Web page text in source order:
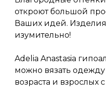
откроют большой
Ваших идей. Изделия
изумительно!
Adelia Anastasia
можно вязать
возраста и взрослых